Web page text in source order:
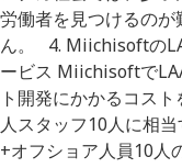
労働者を見つけるの
ん。 4. Miichisoftの
ービス Miichisoftで
ト開発にかかるコス
人スタッフ10人に相
+オフショア人員10人